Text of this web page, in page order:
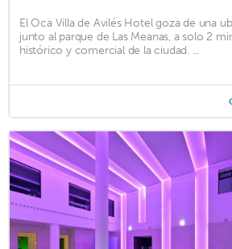
El Oca Villa de Avilés Hotel goza de una
junto al parque de Las Meanas, a solo 2
histórico y comercial de la ciudad. ...